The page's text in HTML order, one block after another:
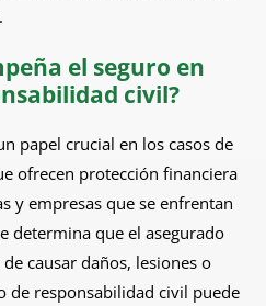
el seguro en
civil?
papel crucial en los casos de
ofrecen protección financiera
y empresas que se enfrentan
determina que el asegurado
causar daños, lesiones o
de responsabilidad civil puede